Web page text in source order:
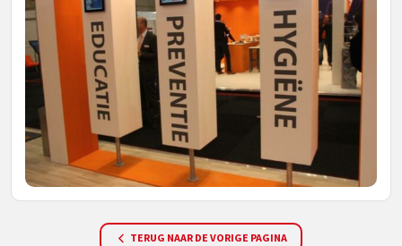
TERUG NAAR DE VORIGE PAGINA